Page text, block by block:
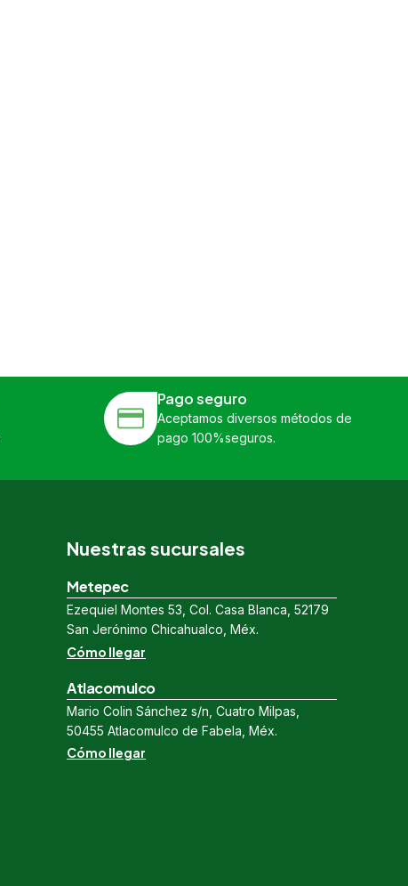
Pago seguro
Aceptamos diversos métodos de
pago 100%seguros.
Nuestras sucursales
Metepec
Ezequiel Montes 53, Col. Casa Blanca, 52179
San Jerónimo Chicahualco, Méx.
Cómo llegar
Atlacomulco
Mario Colin Sánchez s/n, Cuatro Milpas,
50455 Atlacomulco de Fabela, Méx.
Cómo llegar